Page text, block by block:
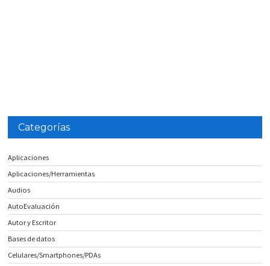
Categorías
Aplicaciones
Aplicaciones/Herramientas
Audios
AutoEvaluación
Autor y Escritor
Bases de datos
Celulares/Smartphones/PDAs